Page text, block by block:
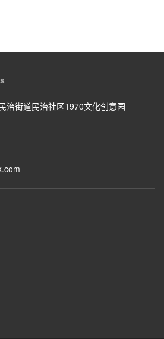
治街道民治社区1970文化创意园